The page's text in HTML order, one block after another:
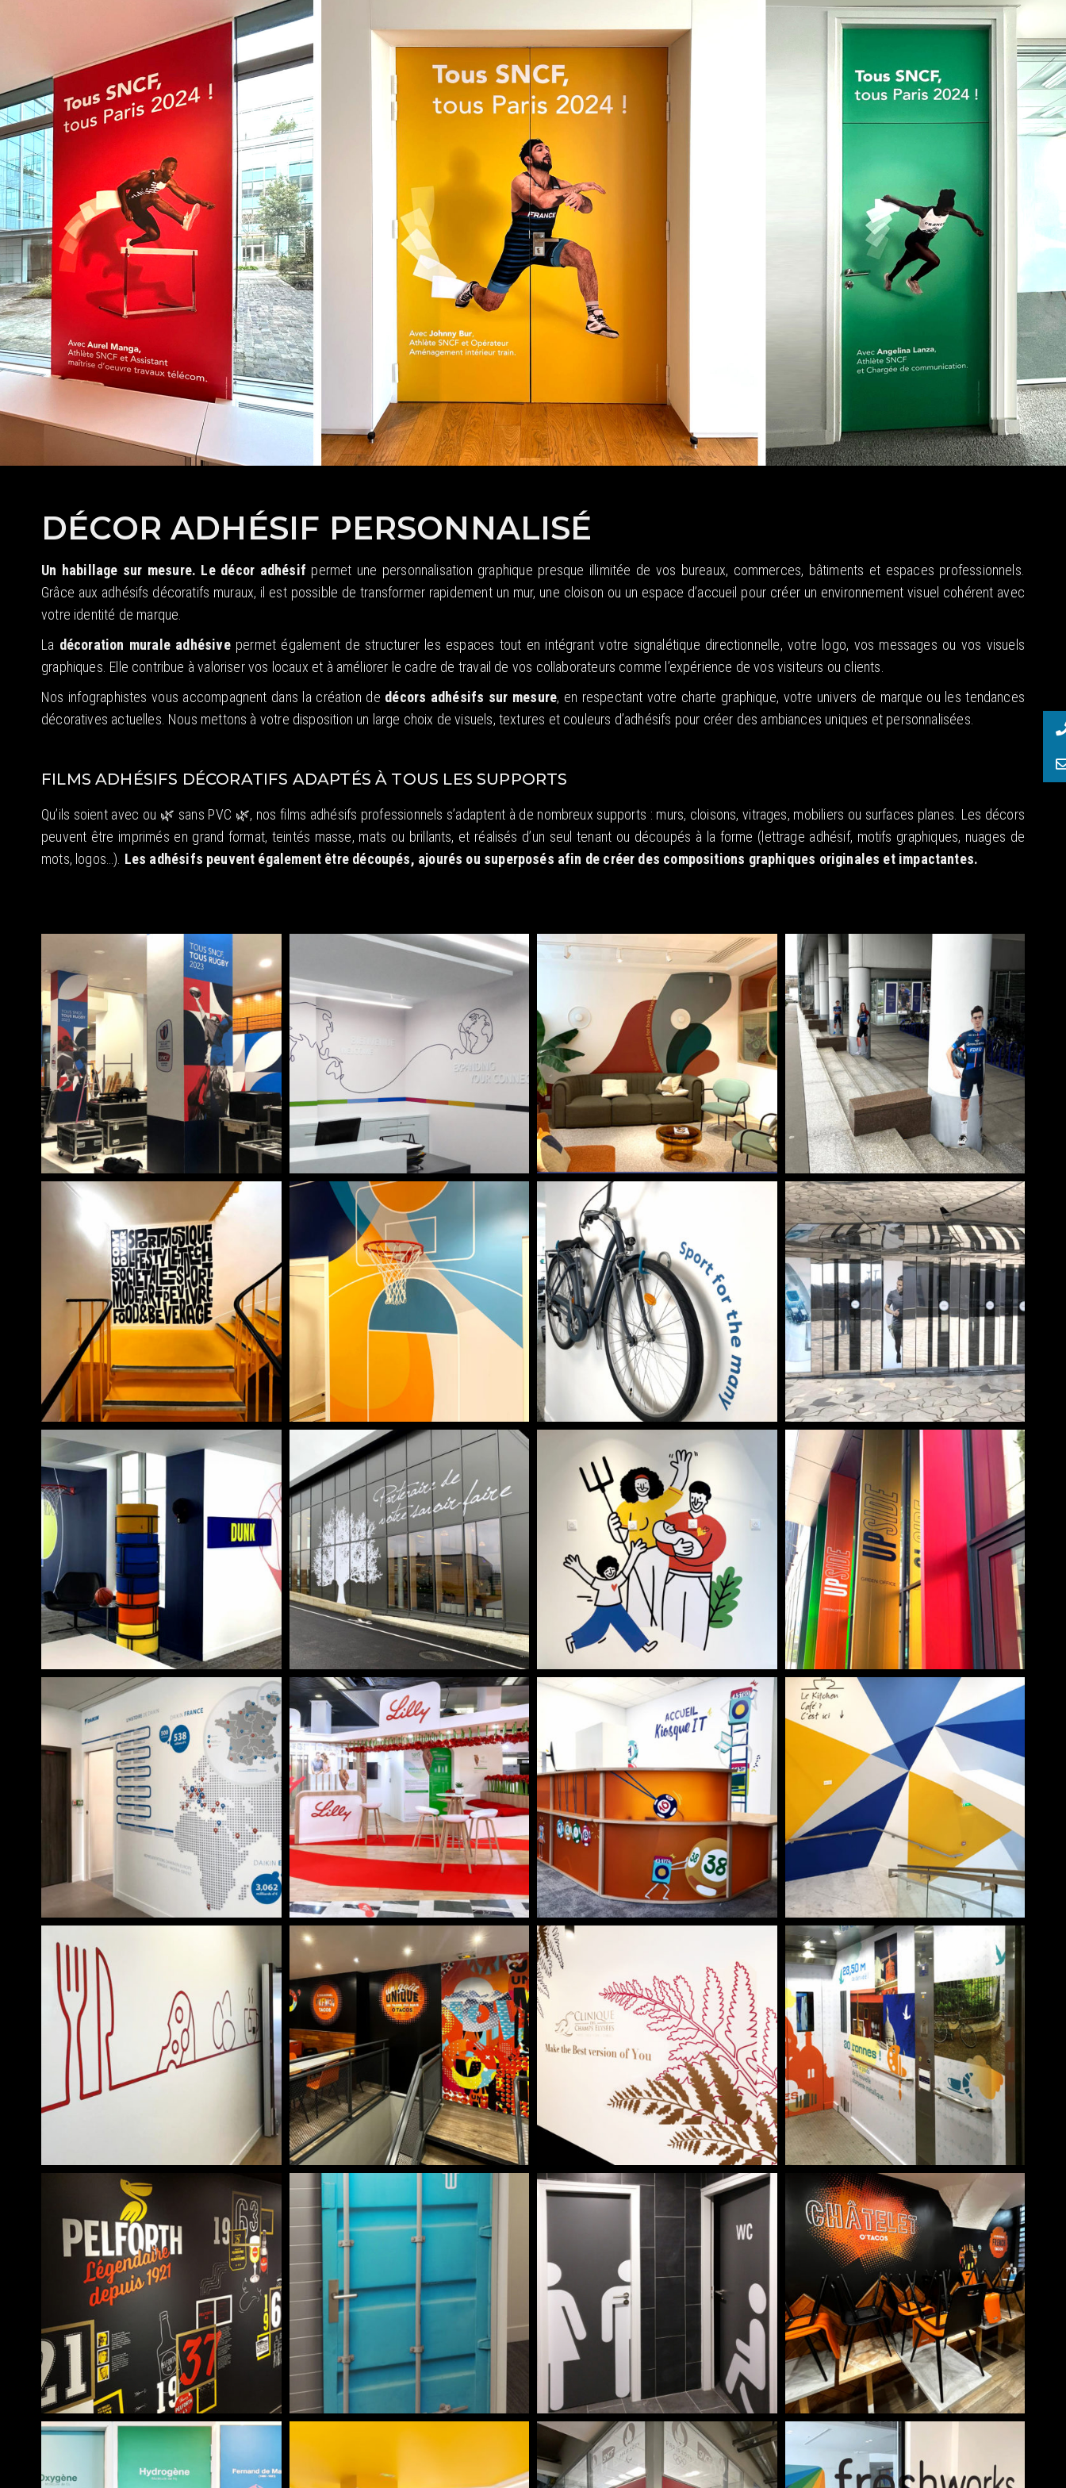
DÉCOR ADHÉSIF PERSONNALISÉ
Un habillage sur mesure. Le décor adhésif permet une personnalisation graphique presque illimitée de vos bureaux, commerces, bâtiments et espaces professionnels.
Grâce aux adhésifs décoratifs muraux, il est possible de transformer rapidement un mur, une cloison ou un espace d’accueil pour créer un environnement visuel cohérent avec
votre identité de marque.
La décoration murale adhésivepermet également de structurer les espaces tout en intégrant votre signalétique directionnelle, votre logo, vos messages ou vos visuels
graphiques. Elle contribue à valoriser vos locaux et à améliorer le cadre de travail de vos collaborateurs comme l’expérience de vos visiteurs ou clients.
Nos infographistes vous accompagnent dans la création de décors adhésifs sur mesure, en respectant votre charte graphique, votre univers de marque ou les tendances
décoratives actuelles. Nous mettons à votre disposition un large choix de visuels, textures et couleurs d’adhésifs pour créer des ambiances uniques et personnalisées.
FILMS ADHÉSIFS DÉCORATIFS ADAPTÉS À TOUS LES SUPPORTS
Qu’ils soient avec ou 🌿 sans PVC 🌿, nos films adhésifs professionnels s’adaptent à de nombreux supports : murs, cloisons, vitrages, mobiliers ou surfaces planes. Les décors
peuvent être imprimés en grand format, teintés masse, mats ou brillants, et réalisés d’un seul tenant ou découpés à la forme (lettrage adhésif, motifs graphiques, nuages de
mots, logos…). Les adhésifs peuvent également être découpés, ajourés ou superposés afin de créer des compositions graphiques originales et impactantes.